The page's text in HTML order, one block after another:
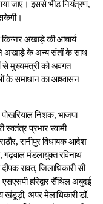
जाए। इससे भीड़ नियंत्रण,
अखाड़े की आचार्य
ने अखाड़े के अन्य संतों के साथ
से मुख्यमंत्री को अवगत
के समाधान का आश्वासन
निशंक, भाजपा
प्रभार स्वामी
रानीपुर विधायक आदेश
गढ़वाल मंडलायुक्त रविनाथ
रावत, जिलाधिकारी सी
हरिद्वार सैंथिल अबुदई
अपर मेलाधिकारी डॉ.